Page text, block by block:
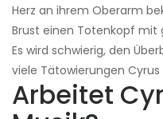
Herz an ihrem Oberarm
Brust einen Totenkopf mit
Es wird schwierig, den
viele Tätowierungen
Arbeitet